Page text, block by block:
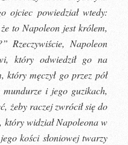
ojciec powiedział wtedy:
to Napoleon jest królem,
Rzeczywiście, Napoleon
który odwiedził go na
który męczył go przez pół
i jego guzikach,
żeby raczej zwrócił się do
widział Napoleona w
kości słoniowej twarzy